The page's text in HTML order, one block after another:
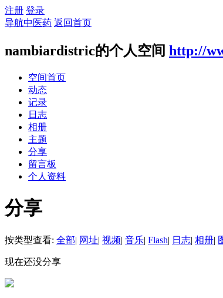
注册 登录
导航中医药 返回首页
nambiardistric的个人空间 http://
空间首页
动态
记录
日志
相册
主题
分享
留言板
个人资料
分享
按类型查看: 全部| 网址| 视频| 音乐| Flash| 日志| 相册|
现在还没分享